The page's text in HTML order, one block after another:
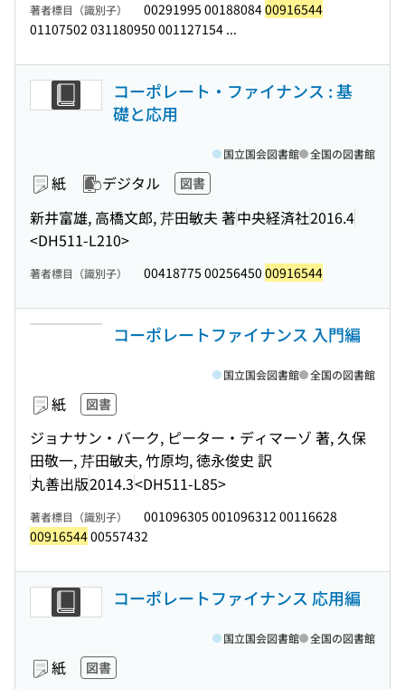
著者標目（識別子） 00291995 0018808400916544
01107502 031180950 001127154 ...
コーポレート・ファイナンス : 基
礎と応用
紙 デジタル 図書
新井富雄, 高橋文郎, 芹田敏夫 著中央経済社2016.4
<DH511-L210>
国立国会図書館 全国の図書館
著者標目（識別子） 00418775 00256450 00916544
コーポレートファイナンス 入門編
紙 図書
ジョナサン・バーク, ピーター・ディマーゾ 著, 久保
田敬一, 芹田敏夫, 竹原均, 徳永俊史 訳
丸善出版2014.3<DH511-L85>
国立国会図書館 全国の図書館
著者標目（識別子）
001096305 001096312 00116628
0091654400557432
コーポレートファイナンス 応用編
紙 図書
国立国会図書館 全国の図書館